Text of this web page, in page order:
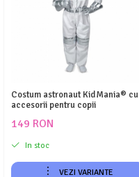
Costum astronaut KidMania® cu
accesorii pentru copii
149 RON
In stoc
VEZI VARIANTE